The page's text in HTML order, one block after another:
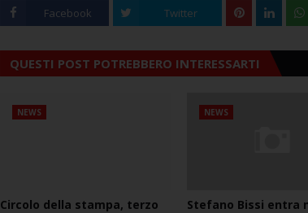
Facebook Twitter
QUESTI POST POTREBBERO INTERESSARTI
NEWS
Circolo della stampa, terzo
NEWS
Stefano Bissi entra